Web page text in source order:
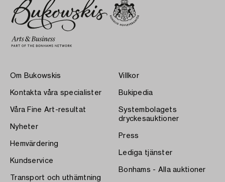
Om Bukowskis
Kontakta våra specialister
Våra Fine Art-resultat
Nyheter
Hemvärdering
Kundservice
Transport och uthämtning
Villkor
Bukipedia
Systembolagets
dryckesauktioner
Press
Lediga tjänster
Bonhams - Alla auktioner